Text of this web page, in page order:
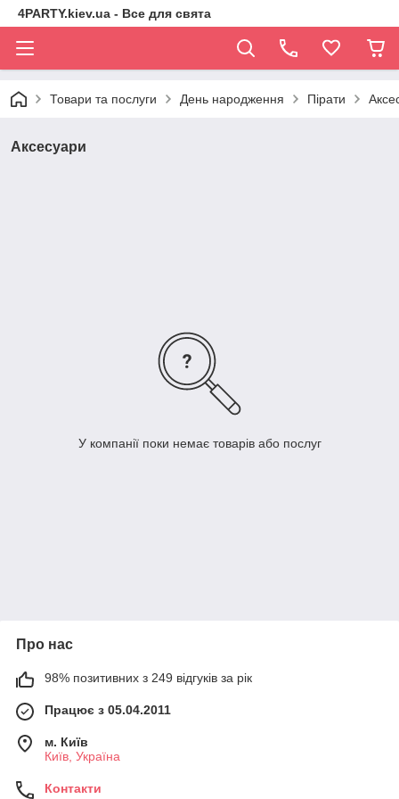
4PARTY.kiev.ua - Все для свята
Товари та послуги День народження Пірати
Аксесуари
У компанії поки немає товарів або послуг
Про нас
98% позитивних з 249 відгуків за рік
Працює з 05.04.2011
м. Київ
Київ, Україна
Контакти